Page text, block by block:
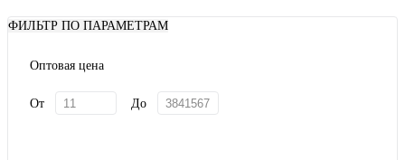
ФИЛЬТР ПО ПАРАМЕТРАМ
Оптовая цена
От До